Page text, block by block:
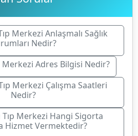
Merkezi Anlaşmalı Sağlık
Nedir?
Merkezi Adres Bilgisi Nedir?
Merkezi Çalışma Saatleri
Nedir?
Tıp Merkezi Hangi Sigorta
Hizmet Vermektedir?